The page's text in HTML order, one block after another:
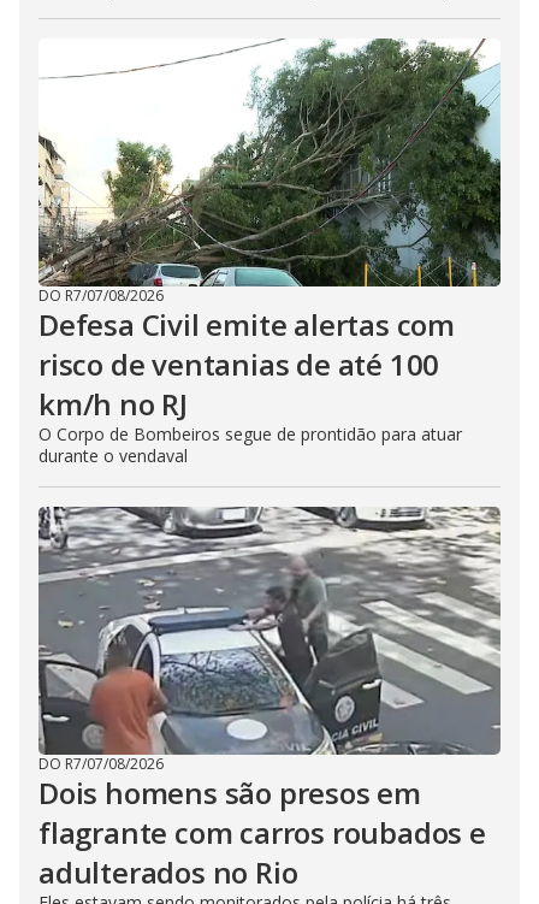
DO R7/07/08/2026
Defesa Civil emite alertas com
risco de ventanias de até 100
km/h no RJ
O Corpo de Bombeiros segue de prontidão para atuar
durante o vendaval
DO R7/07/08/2026
Dois homens são presos em
flagrante com carros roubados e
adulterados no Rio